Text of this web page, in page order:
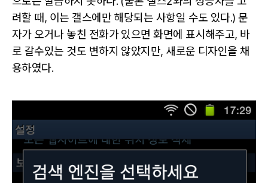
려할 때, 이는 갤스에만 해당되는 사항일 수도 있다.) 문
자가 오거나 놓친 전화가 있으면 화면에 표시해주고, 바
로 갈수있는 것도 변하지 않았지만, 새로운 디자인을 채
용하였다.